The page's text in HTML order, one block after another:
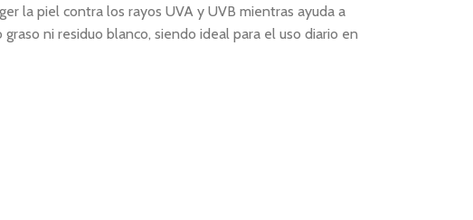
la piel contra los rayos UVA y UVB mientras ayuda a
ni residuo blanco, siendo ideal para el uso diario en